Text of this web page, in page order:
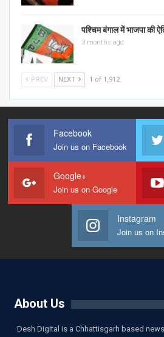
पश्चिम बंगाल में भाजपा की
3 months ago
PREV NEXT 1 of 1,912
Facebook
Join us on Facebook
Google+
Join us on Google
Instagram
Join us on
About Us
Desh Digital is a Chhattisgarh based